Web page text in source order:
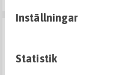
Inställningar
Statistik